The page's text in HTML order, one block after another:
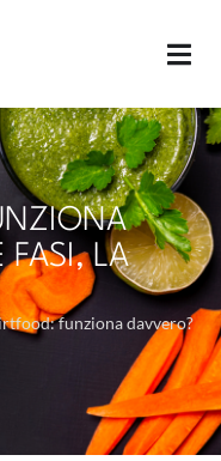
FASI, LA
funziona davvero?